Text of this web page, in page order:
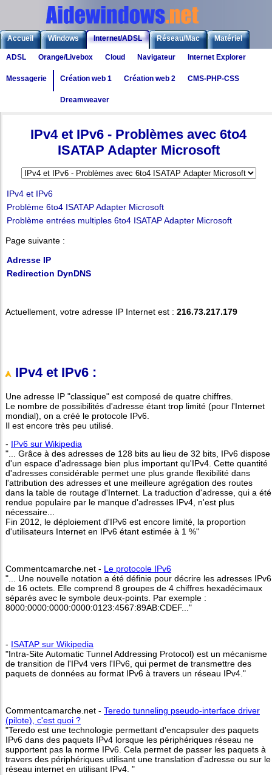
Accueil Windows Internet/ADSL Réseau/Mac Matériel
Logiciels Liens Jeux
ADSL Orange/Livebox Cloud Navigateur Internet Explorer
Messagerie Création web 1 Création web 2 CMS-PHP-CSS
Dreamweaver
IPv4 et IPv6 - Problèmes avec 6to4
ISATAP Adapter Microsoft
IPv4 et IPv6
Problème 6to4 ISATAP Adapter Microsoft
Problème entrées multiples 6to4 ISATAP Adapter Microsoft
Page suivante :
Adresse IP
Redirection DynDNS
Actuellement, votre adresse IP Internet est : 216.73.217.179
IPv4 et IPv6 :
Une adresse IP "classique" est composé de quatre chiffres.
Le nombre de possibilités d'adresse étant trop limité (pour l'Internet
mondial), on a créé le protocole IPv6.
Il est encore très peu utilisé.
- IPv6 sur Wikipedia
"... Grâce à des adresses de 128 bits au lieu de 32 bits, IPv6 dispose
d'un espace d'adressage bien plus important qu'IPv4. Cette quantité
d'adresses considérable permet une plus grande flexibilité dans
l'attribution des adresses et une meilleure agrégation des routes
dans la table de routage d'Internet. La traduction d'adresse, qui a été
rendue populaire par le manque d'adresses IPv4, n'est plus
nécessaire...
Fin 2012, le déploiement d'IPv6 est encore limité, la proportion
d'utilisateurs Internet en IPv6 étant estimée à 1 %"
Commentcamarche.net - Le protocole IPv6
"... Une nouvelle notation a été définie pour décrire les adresses IPv6
de 16 octets. Elle comprend 8 groupes de 4 chiffres hexadécimaux
séparés avec le symbole deux-points. Par exemple :
8000:0000:0000:0000:0123:4567:89AB:CDEF..."
- ISATAP sur Wikipedia
"Intra-Site Automatic Tunnel Addressing Protocol) est un mécanisme
de transition de l'IPv4 vers l'IPv6, qui permet de transmettre des
paquets de données au format IPv6 à travers un réseau IPv4."
Commentcamarche.net - Teredo tunneling pseudo-interface driver
(pilote), c'est quoi ?
"Teredo est une technologie permettant d'encapsuler des paquets
IPv6 dans des paquets IPv4 lorsque les périphériques réseau ne
supportent pas la norme IPv6. Cela permet de passer les paquets à
travers des périphériques utilisant une translation d'adresse ou sur le
réseau internet en utilisant IPv4. "